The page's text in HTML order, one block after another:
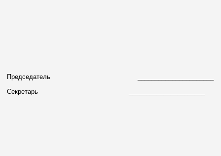
Председатель
Секретарь